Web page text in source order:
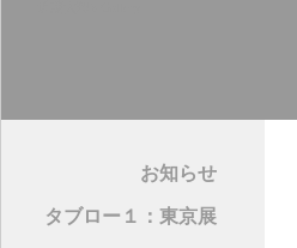
お知らせ
タブロー１：東京展